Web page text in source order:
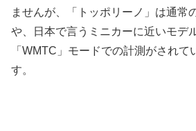
ませんが、「トッポリーノ」は通常
や、日本で言うミニカーに近いモデ
「WMTC」モードでの計測がされて
す。